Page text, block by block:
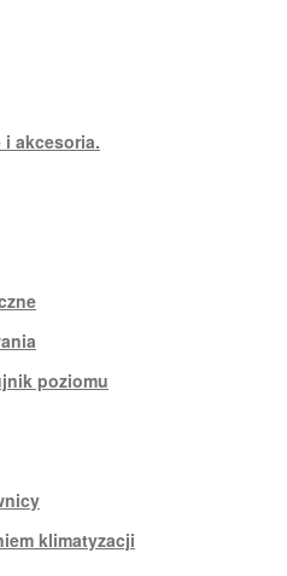
i akcesoria.
poziomu
klimatyzacji